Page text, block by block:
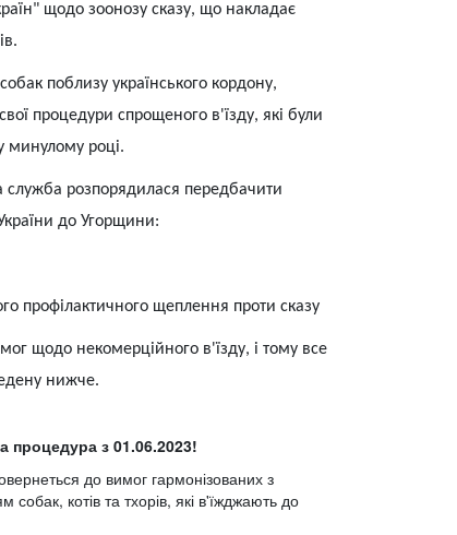
щодо зоонозу сказу, що накладає
поблизу українського кордону,
процедури спрощеного в'їзду, які були
минулому році.
служба розпорядилася передбачити
до Угорщини:
профілактичного щеплення проти сказу
щодо некомерційного в'їзду, і тому все
нижче.
процедура з 01.06.2023!
до вимог гармонізованих з
котів та тхорів, які в'їжджають до